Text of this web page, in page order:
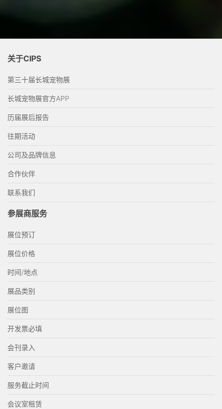
关于CIPS
第三十届长城宠物展
长城宠物展官方APP
历届展后报告
往期活动
公司及品牌信息
合作伙伴
联系我们
参展商服务
展位预订
展位价格
时间/地点
展品类别
展位图
开发票必填
会刊录入
客户邀请
服务截止时间
会议室租赁